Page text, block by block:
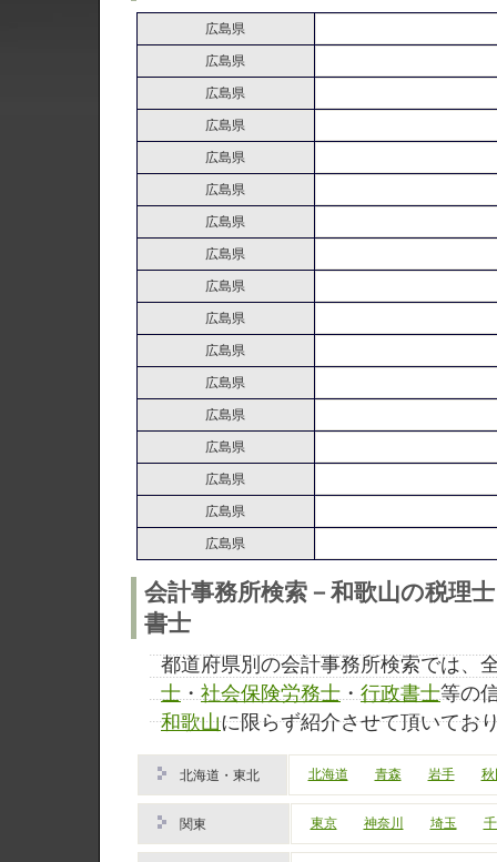
広島県
広島県
広島県
広島県
広島県
広島県
広島県
広島県
広島県
広島県
広島県
広島県
広島県
広島県
広島県
広島県
広島県
会計事務所検索－和歌山の税理
書士
都道府県別の会計事務所検索では、
士 ・ 社会保険労務士 ・ 行政書士等の
和歌山に限らず紹介させて頂いてお
北海道・東北 北海道 青森 岩手 秋
関東 東京 神奈川 埼玉